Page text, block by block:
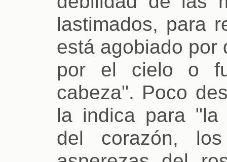
lastimados, para
está agobiado por
por el cielo o
cabeza". Poco
la indica para "la
del corazón,